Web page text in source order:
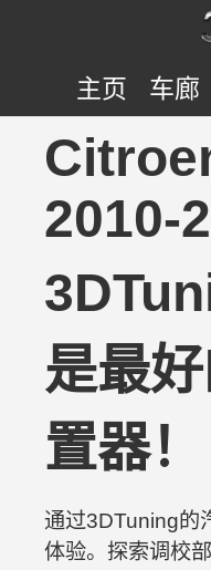
主页 车廊
2010-
是最
置器！
通过3DTuning的
体验。探索调校